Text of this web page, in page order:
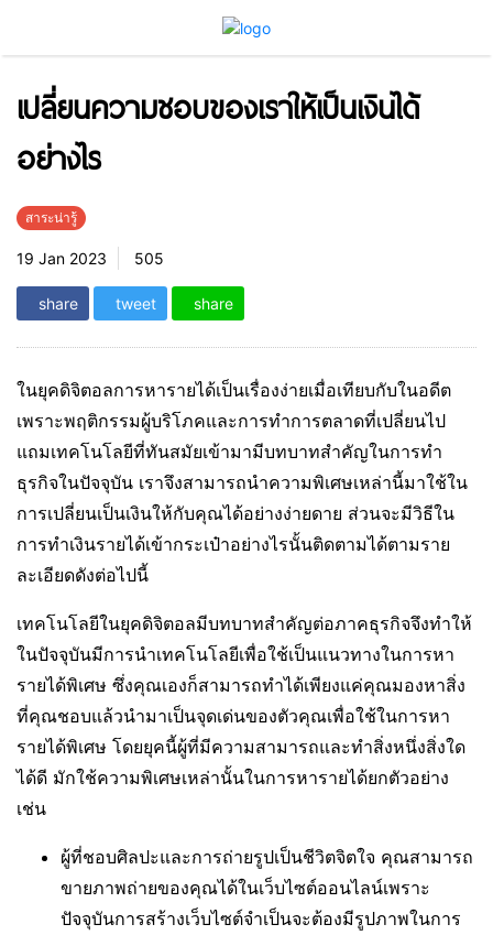
เปลี่ยนความชอบของเราให้เป็นเงินได้
อย่างไร
สาระน่ารู้
19 Jan 2023 505
share tweet share
ในยุคดิจิตอลการหารายได้เป็นเรื่องง่ายเมื่อเทียบกับในอดีต
เพราะพฤติกรรมผู้บริโภคและการทำการตลาดที่เปลี่ยนไป
แถมเทคโนโลยีที่ทันสมัยเข้ามามีบทบาทสำคัญในการทำ
ธุรกิจในปัจจุบัน เราจึงสามารถนำความพิเศษเหล่านี้มาใช้ใน
การเปลี่ยนเป็นเงินให้กับคุณได้อย่างง่ายดาย ส่วนจะมีวิธีใน
การทำเงินรายได้เข้ากระเป๋าอย่างไรนั้นติดตามได้ตามราย
ละเอียดดังต่อไปนี้
เทคโนโลยีในยุคดิจิตอลมีบทบาทสำคัญต่อภาคธุรกิจจึงทำให้
ในปัจจุบันมีการนำเทคโนโลยีเพื่อใช้เป็นแนวทางในการหา
รายได้พิเศษ ซึ่งคุณเองก็สามารถทำได้เพียงแค่คุณมองหาสิ่ง
ที่คุณชอบแล้วนำมาเป็นจุดเด่นของตัวคุณเพื่อใช้ในการหา
รายได้พิเศษ โดยยุคนี้ผู้ที่มีความสามารถและทำสิ่งหนึ่งสิ่งใด
ได้ดี มักใช้ความพิเศษเหล่านั้นในการหารายได้ยกตัวอย่าง
เช่น
ผู้ที่ชอบศิลปะและการถ่ายรูปเป็นชีวิตจิตใจ คุณสามารถ
ขายภาพถ่ายของคุณได้ในเว็บไซต์ออนไลน์เพราะ
ปัจจุบันการสร้างเว็บไซต์จำเป็นจะต้องมีรูปภาพในการ